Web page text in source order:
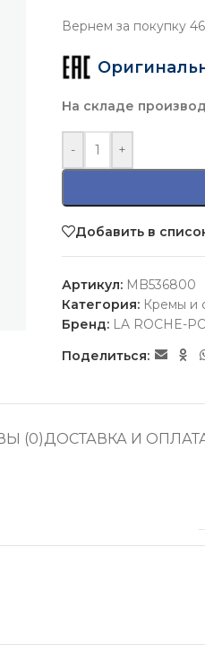
Вернем за покупку
На складе
- +
Добавить в
Артикул: MB536800
Категория: Кремы и
Бренд: LA ROCHE-
Поделиться:
(0)ДОСТАВКА И